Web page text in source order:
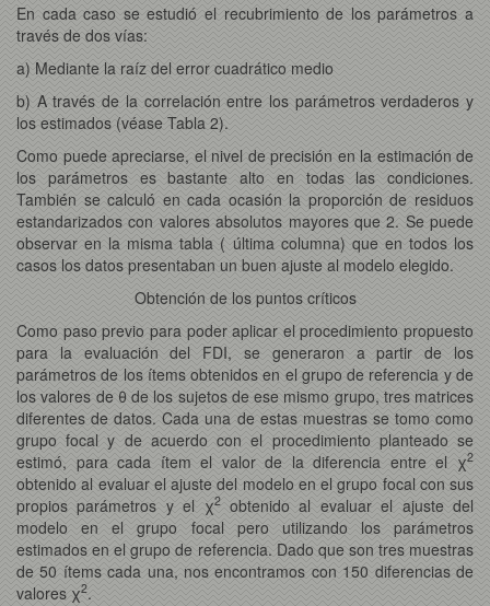
En cada caso se estudió el recubrimiento de los parámetros a
través de dos vías:
a) Mediante la raíz del error cuadrático medio
b) A través de la correlación entre los parámetros verdaderos y
los estimados (véase Tabla 2).
Como puede apreciarse, el nivel de precisión en la estimación de
los parámetros es bastante alto en todas las condiciones.
También se calculó en cada ocasión la proporción de residuos
estandarizados con valores absolutos mayores que 2. Se puede
observar en la misma tabla ( última columna) que en todos los
casos los datos presentaban un buen ajuste al modelo elegido.
Obtención de los puntos críticos
Como paso previo para poder aplicar el procedimiento propuesto
para la evaluación del FDI, se generaron a partir de los
parámetros de los ítems obtenidos en el grupo de referencia y de
los valores de θ de los sujetos de ese mismo grupo, tres matrices
diferentes de datos. Cada una de estas muestras se tomo como
grupo focal y de acuerdo con el procedimiento planteado se
estimó, para cada ítem el valor de la diferencia entre el χ2
obtenido al evaluar el ajuste del modelo en el grupo focal con sus
propios parámetros y el χ2obtenido al evaluar el ajuste del
modelo en el grupo focal pero utilizando los parámetros
estimados en el grupo de referencia. Dado que son tres muestras
de 50 ítems cada una, nos encontramos con 150 diferencias de
valores χ2.